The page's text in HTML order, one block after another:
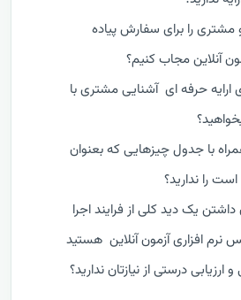
مشتری را برای سفارش پیاده
آنلاین مجاب کنیم؟
ارایه حرفه ای آشنایی مشتری با
با جدول چیزهایی که بعنوان
را ندارید؟
داشتن یک دید کلی از فرایند اجرا
نرم افزاری آزمون آنلاین هستید
ارزیابی درستی از نیازتان ندارید؟